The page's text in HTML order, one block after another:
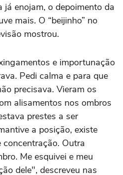
enojam, o depoimento da
mais. O “beijinho” no
mostrou.
e importunação
Pedi calma e para que
precisava. Vieram os
alisamentos nos ombros
prestes a ser
a posição, existe
Outra
Me esquivei e meu
dele", descreveu nas